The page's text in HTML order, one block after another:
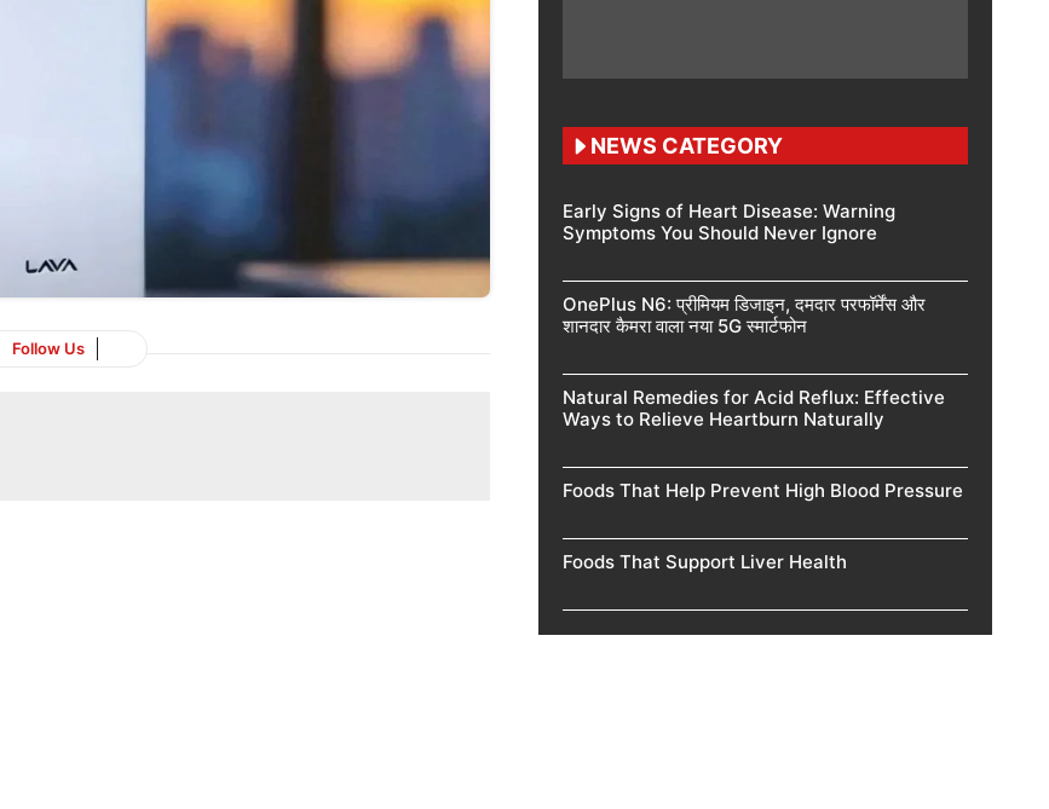
Follow Us
NEWS CATEGORY
Early Signs of Heart Disease: Warning
Symptoms You Should Never Ignore
OnePlus N6: प्रीमियम डिजाइन, दमदार परफॉर्मेंस और
शानदार कैमरा वाला नया 5G स्मार्टफोन
Natural Remedies for Acid Reflux: Effective
Ways to Relieve Heartburn Naturally
Foods That Help Prevent High Blood Pressure
Foods That Support Liver Health